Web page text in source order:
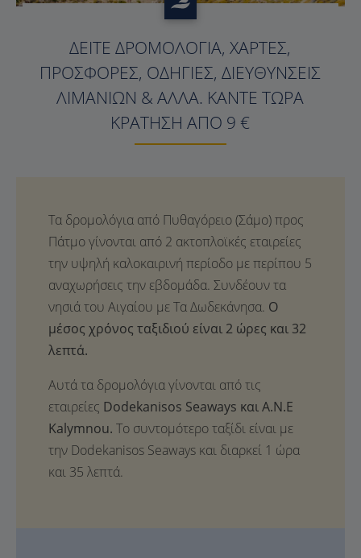
?>
ΔΕΊΤΕ ΔΡΟΜΟΛΌΓΙΑ, ΧΆΡΤΕΣ,
ΠΡΟΣΦΟΡΈΣ, ΟΔΗΓΊΕΣ, ΔΙΕΥΘΎΝΣΕΙΣ
ΛΙΜΑΝΙΏΝ & ΆΛΛΑ. ΚΆΝΤΕ ΤΏΡΑ
ΚΡΆΤΗΣΗ ΑΠΌ 9 €
Ο
μέσος χρόνος ταξιδιού είναι 2 ώρες και 32
λεπτά.
Αυτά τα δρομολόγια γίνονται από τις
εταιρείες Dodekanisos Seaways και A.N.E
Kalymnou. Το συντομότερο ταξίδι είναι με
την Dodekanisos Seaways και διαρκεί 1 ώρα
και 35 λεπτά.